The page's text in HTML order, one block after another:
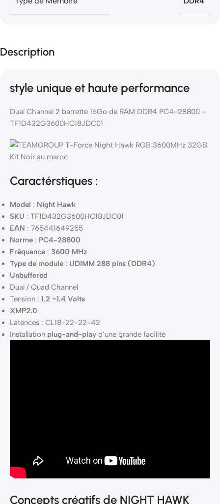
Description
style unique et haute performance
Dual Channel 2 barrette 16Go de RAM DDR4 PC4-28800 –
TF1D432G3600HC18JDC01
Caractérstiques :
Model : Night Hawk
SKU : TF1D432G3600HC18JDC01
EAN : 765441649255
Norme : PC4-28800
Fréquence : 3600 MHz
Type de module : UDIMM 288 pins (DDR4)
Unbuffered
Dual / Quad Channel
Tension : 1.2 ~1.4 Volts
XMP2.0
Latences : CL18-22-22-42
Installation plug-and-play d’une grande facilité
Concepts créatifs de NIGHT HAWK